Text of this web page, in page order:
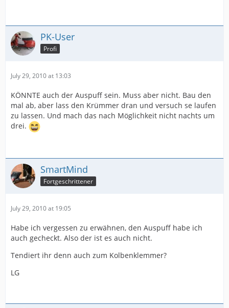
PK-User
Profi
July 29, 2010 at 13:03
KÖNNTE auch der Auspuff sein. Muss aber nicht. Bau den
mal ab, aber lass den Krümmer dran und versuch se laufen
zu lassen. Und mach das nach Möglichkeit nicht nachts um
drei.
SmartMind
Fortgeschrittener
July 29, 2010 at 19:05
Habe ich vergessen zu erwähnen, den Auspuff habe ich
auch gecheckt. Also der ist es auch nicht.
Tendiert ihr denn auch zum Kolbenklemmer?
LG